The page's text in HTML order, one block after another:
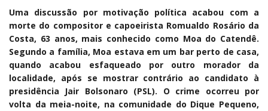
Uma discussão por motivação política acabou com a
morte do compositor e capoeirista Romualdo Rosário da
Costa, 63 anos, mais conhecido como Moa do Catendê.
Segundo a família, Moa estava em um bar perto de casa,
quando acabou esfaqueado por outro morador da
localidade, após se mostrar contrário ao candidato à
presidência Jair Bolsonaro (PSL). O crime ocorreu por
volta da meia-noite, na comunidade do Dique Pequeno,